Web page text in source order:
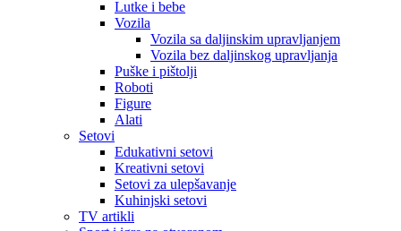
Lutke i bebe
Vozila
Vozila sa daljinskim upravljanjem
Vozila bez daljinskog upravljanja
Puške i pištolji
Roboti
Figure
Alati
Setovi
Edukativni setovi
Kreativni setovi
Setovi za ulepšavanje
Kuhinjski setovi
TV artikli